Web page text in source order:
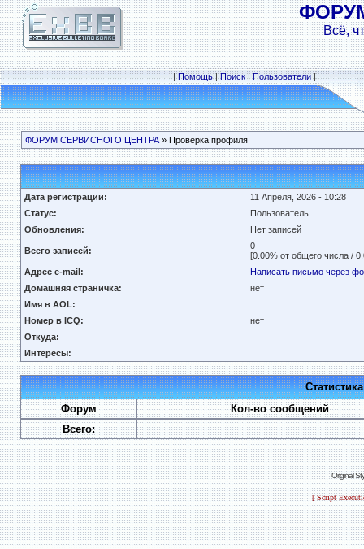
Всё,
|Помощь|Поиск|Пользователи|
ФОРУМ СЕРВИСНОГО ЦЕНТРА» Проверка профиля
Дата регистрации:
11 Апреля, 2026 - 10:28
Статус:
Пользователь
Обновления:
Нет записей
Всего записей:
0
[0.00% от общего числа /
Адрес e-mail:
Написать письмо через
Домашняя страничка:
нет
Имя в AOL:
Номер в ICQ:
нет
Откуда:
Интересы:
Форум
Кол-во сообщений
Всего:
Original
[ Script